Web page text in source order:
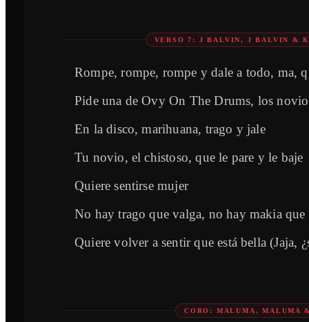
VERSO 7: J BALVIN, J BALVIN &
Rompe, rompe, rompe y dale a todo, ma,
Pide una de Ovy On The Drums, los
En la disco, marihuana, trago y jale
Tu novio, el chistoso, que le pare y le baje
Quiere sentirse mujer
No hay trago que valga, no hay makia que
Quiere volver a sentir que está bella (Jaja,
CORO: MALUMA, MALUMA